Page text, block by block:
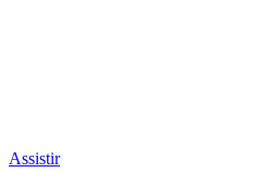
Assistir